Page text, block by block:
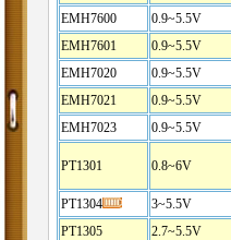
EMH7600
0.9~5.5V
EMH7601
0.9~5.5V
EMH7020
0.9~5.5V
EMH7021
0.9~5.5V
EMH7023
0.9~5.5V
PT1301 0.8~6V
PT1304 3~5.5V
PT1305
2.7~5.5V